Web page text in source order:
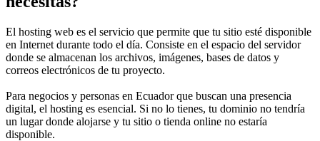
El hosting web es el servicio que permite que tu sitio esté disponible
en Internet durante todo el día. Consiste en el espacio del servidor
donde se almacenan los archivos, imágenes, bases de datos y
correos electrónicos de tu proyecto.
Para negocios y personas en Ecuador que buscan una presencia
digital, el hosting es esencial. Si no lo tienes, tu dominio no tendría
un lugar donde alojarse y tu sitio o tienda online no estaría
disponible.